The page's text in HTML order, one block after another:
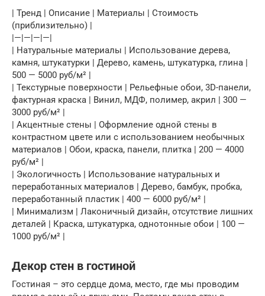
| Тренд | Описание | Материалы | Стоимость
(приблизительно) |
|—|—|—|—|
| Натуральные материалы | Использование дерева,
камня, штукатурки | Дерево, камень, штукатурка, глина |
500 — 5000 руб/м² |
| Текстурные поверхности | Рельефные обои, 3D-панели,
фактурная краска | Винил, МДФ, полимер, акрил | 300 —
3000 руб/м² |
| Акцентные стены | Оформление одной стены в
контрастном цвете или с использованием необычных
материалов | Обои, краска, панели, плитка | 200 — 4000
руб/м² |
| Экологичность | Использование натуральных и
переработанных материалов | Дерево, бамбук, пробка,
переработанный пластик | 400 — 6000 руб/м² |
| Минимализм | Лаконичный дизайн, отсутствие лишних
деталей | Краска, штукатурка, однотонные обои | 100 —
1000 руб/м² |
Декор стен в гостиной
Гостиная – это сердце дома, место, где мы проводим